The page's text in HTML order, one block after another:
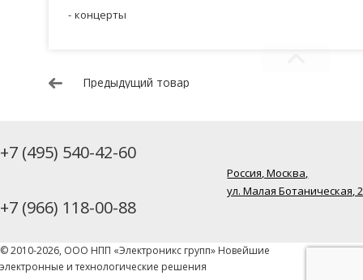
концерты
Предыдущий товар
+7 (495) 540-42-60
+7 (966) 118-00-88
Россия, Москва,
ул. Малая Ботаническая,
© 2010-2026, ООО НПП «Электроникс групп» Новейшие
электронные и технологические решения